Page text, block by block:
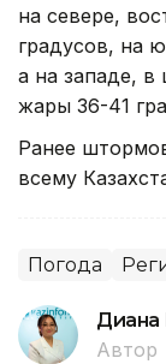
на севере,
градусов, на
а на западе, в
жары 36-41
Ранее
всему
Погода
Диана
Автор